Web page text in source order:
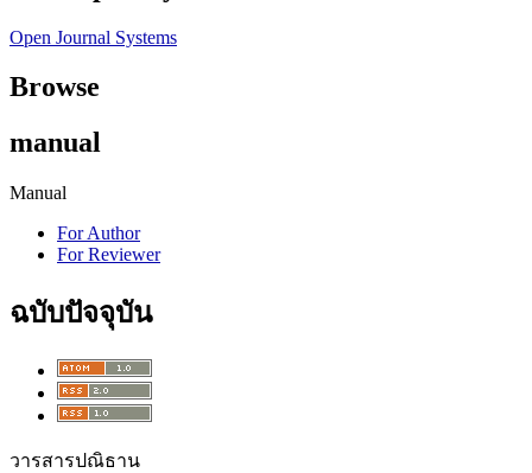
Open Journal Systems
Browse
manual
Manual
For Author
For Reviewer
ฉบับปัจจุบัน
วารสารปณิธาน